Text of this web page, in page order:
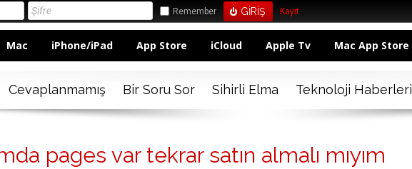
Remember Kayıt
Mac iPhone/iPad App Store iCloud Apple Tv Mac App Store
Cevaplanmamış Bir Soru Sor Sihirli Elma Teknoloji Haberleri
pages var tekrar satın almalı mıyım